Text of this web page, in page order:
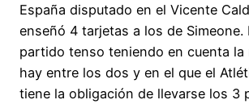
España disputado en el Vicente
enseñó 4 tarjetas a los de Simeone.
partido tenso teniendo en cuenta la
hay entre los dos y en el que el
tiene la obligación de llevarse los 3